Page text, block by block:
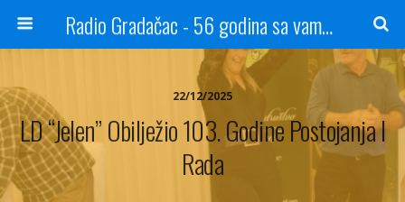
Radio Gradačac - 56 godina sa vama...
22/12/2025
LD “Jelen” Obilježio 103. Godine Postojanja I
Rada